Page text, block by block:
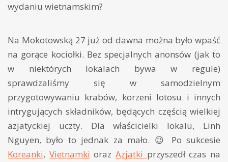
wydaniu wietnamskim?
Na Mokotowską 27 już od dawna można było wpaść
na gorące kociołki. Bez specjalnych anonsów (jak to
w niektórych lokalach bywa w regule)
sprawdzaliśmy się w samodzielnym
przygotowywaniu krabów, korzeni lotosu i innych
intrygujących składników, będących częścią wielkiej
azjatyckiej uczty. Dla właścicielki lokalu, Linh
Nguyen, było to jednak za mało. 😉 Po sukcesie
Koreanki, Vietnamki orazAzjatki przyszedł czas na